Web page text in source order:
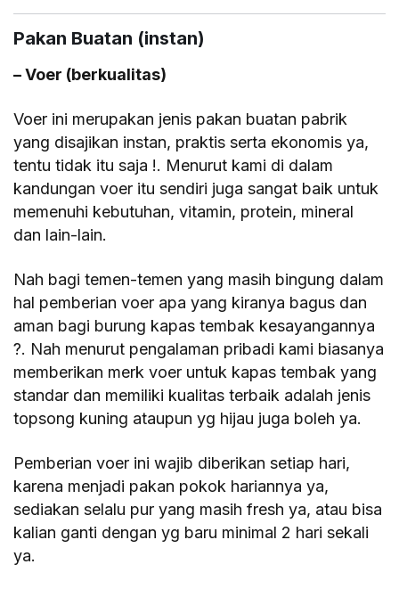
Pakan Buatan (instan)
– Voer (berkualitas)
Voer ini merupakan jenis pakan buatan pabrik
yang disajikan instan, praktis serta ekonomis ya,
tentu tidak itu saja !. Menurut kami di dalam
kandungan voer itu sendiri juga sangat baik untuk
memenuhi kebutuhan, vitamin, protein, mineral
dan lain-lain.
Nah bagi temen-temen yang masih bingung dalam
hal pemberian voer apa yang kiranya bagus dan
aman bagi burung kapas tembak kesayangannya
?. Nah menurut pengalaman pribadi kami biasanya
memberikan merk voer untuk kapas tembak yang
standar dan memiliki kualitas terbaik adalah jenis
topsong kuning ataupun yg hijau juga boleh ya.
Pemberian voer ini wajib diberikan setiap hari,
karena menjadi pakan pokok hariannya ya,
sediakan selalu pur yang masih fresh ya, atau bisa
kalian ganti dengan yg baru minimal 2 hari sekali
ya.